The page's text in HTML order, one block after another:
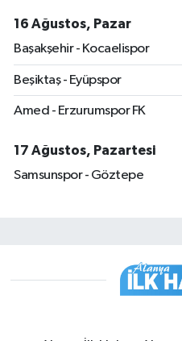
16 Ağustos, Pazar
Başakşehir - Kocaelispor
Beşiktaş - Eyüpspor
Amed - Erzurumspor FK
17 Ağustos, Pazartesi
Samsunspor - Göztepe